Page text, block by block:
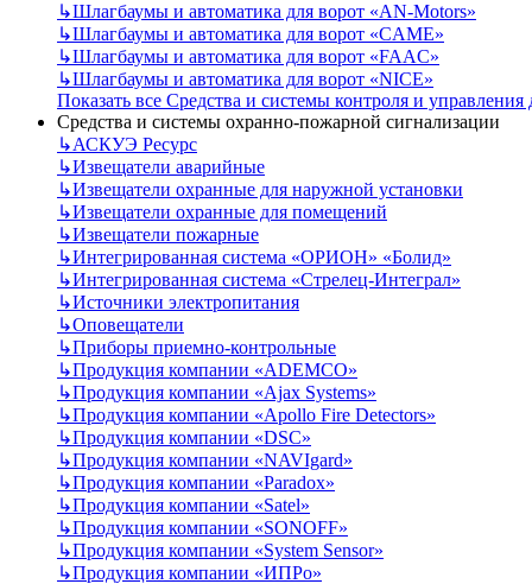
↳Шлагбаумы и автоматика для ворот «AN-Motors»
↳Шлагбаумы и автоматика для ворот «CAME»
↳Шлагбаумы и автоматика для ворот «FAAC»
↳Шлагбаумы и автоматика для ворот «NICE»
Показать все Средства и системы контроля и управления
Средства и системы охранно-пожарной сигнализации
↳АСКУЭ Ресурс
↳Извещатели аварийные
↳Извещатели охранные для наружной установки
↳Извещатели охранные для помещений
↳Извещатели пожарные
↳Интегрированная система «ОРИОН» «Болид»
↳Интегрированная система «Стрелец-Интеграл»
↳Источники электропитания
↳Оповещатели
↳Приборы приемно-контрольные
↳Продукция компании «ADEMCO»
↳Продукция компании «Ajax Systems»
↳Продукция компании «Apollo Fire Detectors»
↳Продукция компании «DSC»
↳Продукция компании «NAVIgard»
↳Продукция компании «Paradox»
↳Продукция компании «Satel»
↳Продукция компании «SONOFF»
↳Продукция компании «System Sensor»
↳Продукция компании «ИПРо»